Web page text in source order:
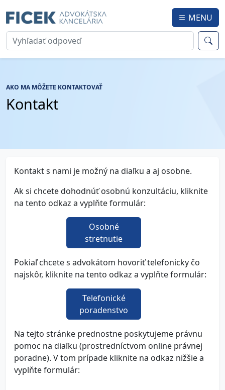
MENU
AKO MA MÔŽETE KONTAKTOVAŤ
Kontakt
Kontakt s nami je možný na diaľku a aj osobne.
Ak si chcete dohodnúť osobnú konzultáciu, kliknite
na tento odkaz a vyplňte formulár:
Osobné
stretnutie
Pokiaľ chcete s advokátom hovoriť telefonicky čo
najskôr, kliknite na tento odkaz a vyplňte formulár:
Telefonické
poradenstvo
Na tejto stránke prednostne poskytujeme právnu
pomoc na diaľku (prostredníctvom online právnej
poradne). V tom prípade kliknite na odkaz nižšie a
vyplňte formulár: